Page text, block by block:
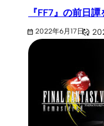
『FF7』の前日
2022年6月17日